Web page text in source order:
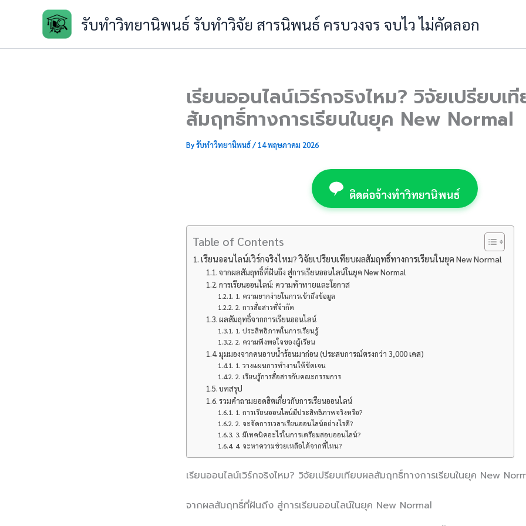
รับทำวิทยานิพนธ์ รับทำวิจัย สารนิพนธ์ ครบวงจร จบไว ไม่คัดลอก
เรียนออนไลน์เวิร์กจริงไหม? วิจัยเปรียบเ
สัมฤทธิ์ทางการเรียนในยุค New Normal
Byรับทำวิทยานิพนธ์/ 14 พฤษภาคม 2026
ติดต่อจ้างทำวิทยานิพนธ์
Table of Contents
เรียนออนไลน์เวิร์กจริงไหม? วิจัยเปรียบเทียบผลสัมฤทธิ์ทางการเรียนในยุค New Normal
จากผลสัมฤทธิ์ที่ฝันถึง สู่การเรียนออนไลน์ในยุค New Normal
การเรียนออนไลน์: ความท้าทายและโอกาส
1. ความยากง่ายในการเข้าถึงข้อมูล
2. การสื่อสารที่จำกัด
ผลสัมฤทธิ์จากการเรียนออนไลน์
1. ประสิทธิภาพในการเรียนรู้
2. ความพึงพอใจของผู้เรียน
มุมมองจากคนอาบน้ำร้อนมาก่อน (ประสบการณ์ตรงกว่า 3,000 เคส)
1. วางแผนการทำงานให้ชัดเจน
2. เรียนรู้การสื่อสารกับคณะกรรมการ
บทสรุป
รวมคำถามยอดฮิตเกี่ยวกับการเรียนออนไลน์
1. การเรียนออนไลน์มีประสิทธิภาพจริงหรือ?
2. จะจัดการเวลาเรียนออนไลน์อย่างไรดี?
3. มีเทคนิคอะไรในการเตรียมสอบออนไลน์?
4. จะหาความช่วยเหลือได้จากที่ไหน?
เรียนออนไลน์เวิร์กจริงไหม? วิจัยเปรียบเทียบผลสัมฤทธิ์ทางการเรียนในยุค New
จากผลสัมฤทธิ์ที่ฝันถึง สู่การเรียนออนไลน์ในยุค New Normal